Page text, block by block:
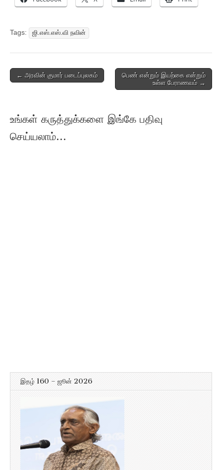
Tags: ஜி.எஸ்.எஸ்.வி நவின்
Post
← அரவின் குமார் படைப்புலகம்
பெண் என்றும் இயற்கை என்றும்
உள்ள பேராணவம் →
உங்கள் கருத்துக்களை இங்கே பதிவு
செய்யலாம்...
இதழ் 160 – ஜூன் 2026